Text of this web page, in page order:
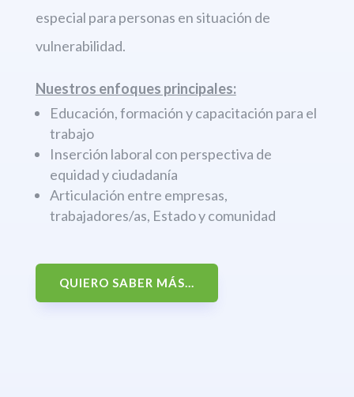
especial para personas en situación de
vulnerabilidad.
Nuestros enfoques principales:
Educación, formación y capacitación para el
trabajo
Inserción laboral con perspectiva de
equidad y ciudadanía
Articulación entre empresas,
trabajadores/as, Estado y comunidad
QUIERO SABER MÁS...